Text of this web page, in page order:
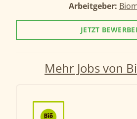
Arbeitgeber:
JETZT
Mehr Jobs von